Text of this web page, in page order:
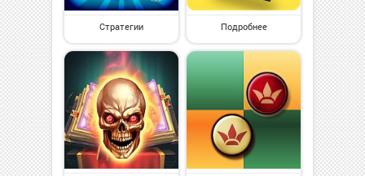
Стратегии Подробнее